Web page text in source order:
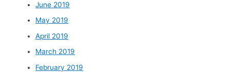
June 2019
May 2019
April 2019
March 2019
February 2019